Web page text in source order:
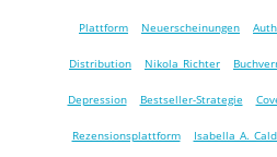
Plattform Neuerscheinungen
Distribution Nikola Richter
Depression Bestseller-Strategie
Rezensionsplattform Isabella A.